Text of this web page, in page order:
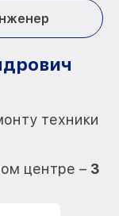
техники
центре – 3